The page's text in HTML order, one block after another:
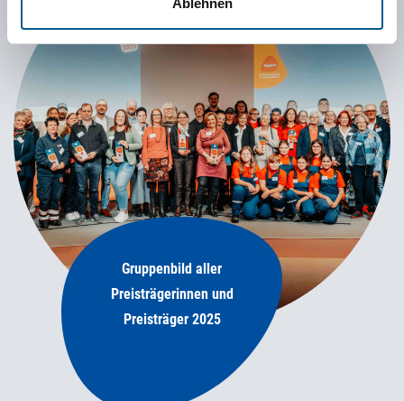
Gruppenbild aller
Preisträgerinnen und
Preisträger 2025